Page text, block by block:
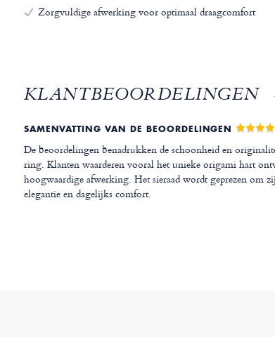
Zorgvuldige afwerking voor optimaal draagcomfort
KLANTBEOORDELINGEN
SAMENVATTING VAN DE BEOORDELINGEN
De beoordelingen benadrukken de schoonheid en
ring. Klanten waarderen vooral het unieke origami hart
hoogwaardige afwerking. Het sieraad wordt geprezen om
elegantie en dagelijks comfort.